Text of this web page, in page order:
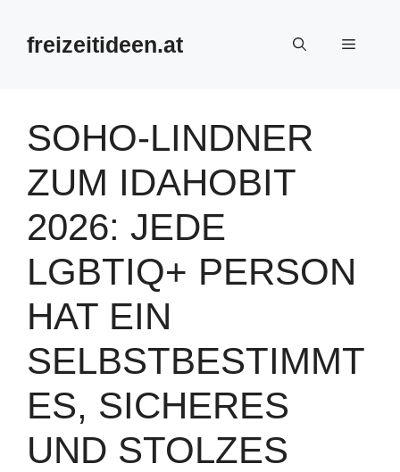
Inhalt
springenfreizeitideen.at Menü
SOHO-LINDNER
ZUM IDAHOBIT
2026: JEDE
LGBTIQ+ PERSON
HAT EIN
SELBSTBESTIMMT
ES, SICHERES
UND STOLZES